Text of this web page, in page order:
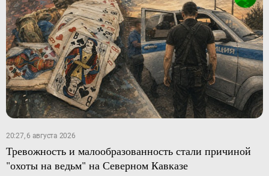
20:27, 6 августа 2026
Тревожность и малообразованность стали причиной
"охоты на ведьм" на Северном Кавказе